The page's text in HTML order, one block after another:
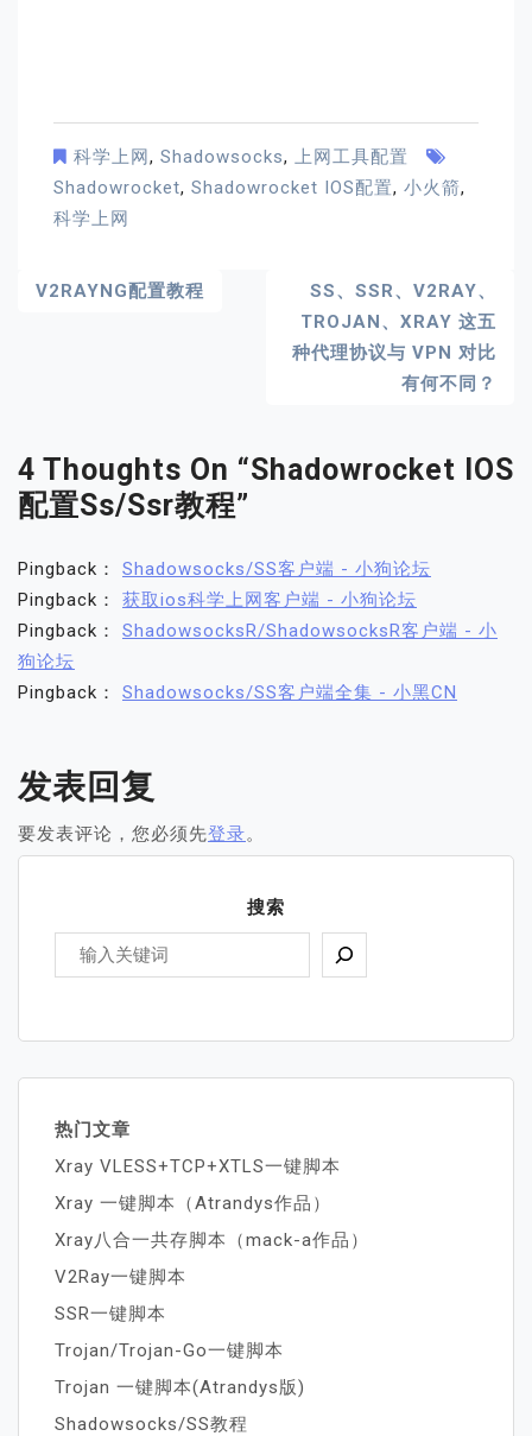
科学上网 , Shadowsocks, 上网工具配置
Shadowrocket, Shadowrocket IOS配置, 小火箭,
科学上网
文
V2RAYNG配置教程
SS、SSR、V2RAY、
TROJAN、XRAY 这五
种代理协议与 VPN 对比
有何不同？
4 Thoughts On “Shadowrocket IOS
配置ss/ssr教程”
Pingback： Shadowsocks/SS客户端 - 小狗论坛
Pingback： 获取ios科学上网客户端 - 小狗论坛
Pingback： ShadowsocksR/ShadowsocksR客户端 - 小
狗论坛
Pingback： Shadowsocks/SS客户端全集 - 小黑CN
发表回复
要发表评论，您必须先登录。
搜索
热门文章
Xray VLESS+TCP+XTLS一键脚本
Xray 一键脚本（Atrandys作品）
Xray八合一共存脚本（mack-a作品）
V2Ray一键脚本
SSR一键脚本
Trojan/Trojan-Go一键脚本
Trojan 一键脚本(Atrandys版)
Shadowsocks/SS教程